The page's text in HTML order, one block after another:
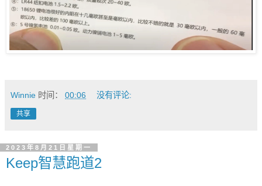
Winnie 时间： 00:06 没有评论:
共享
2023年8月21日星期一
Keep智慧跑道2